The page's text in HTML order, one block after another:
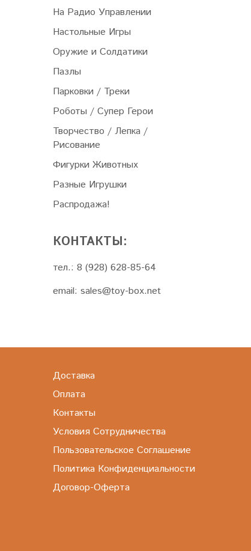
На Радио Управлении
Настольные Игры
Оружие и Солдатики
Пазлы
Парковки / Треки
Роботы / Супер Герои
Творчество / Лепка /
Рисование
Фигурки Животных
Разные Игрушки
Распродажа!
КОНТАКТЫ:
тел.: 8 (928) 628-85-64
email: sales@toy-box.net
Доставка
Оплата
Контакты
Условия Сотрудничества
Пользовательское Соглашение
Политика Конфиденциальности
Договор-Оферта